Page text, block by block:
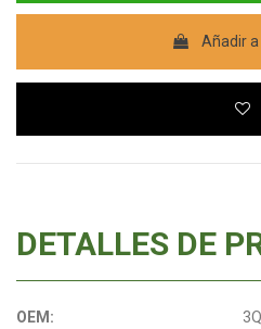
Añadir
DETALLES DE
OEM: